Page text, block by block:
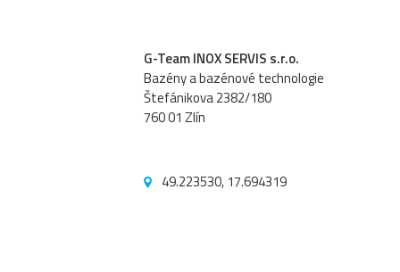
G-Team INOX SERVIS s.r.o.
Bazény a bazénové technologie
Štefánikova 2382/180
760 01 Zlín
49.223530, 17.694319